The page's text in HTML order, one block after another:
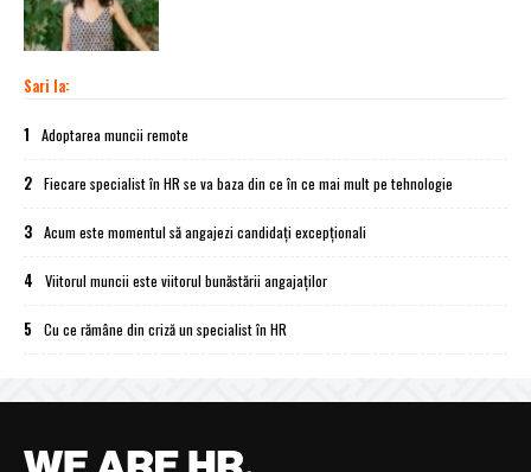
Sari la:
1 Adoptarea muncii remote
2 Fiecare specialist în HR se va baza din ce în ce mai mult pe tehnologie
3 Acum este momentul să angajezi candidați excepționali
4 Viitorul muncii este viitorul bunăstării angajaților
5 Cu ce rămâne din criză un specialist în HR